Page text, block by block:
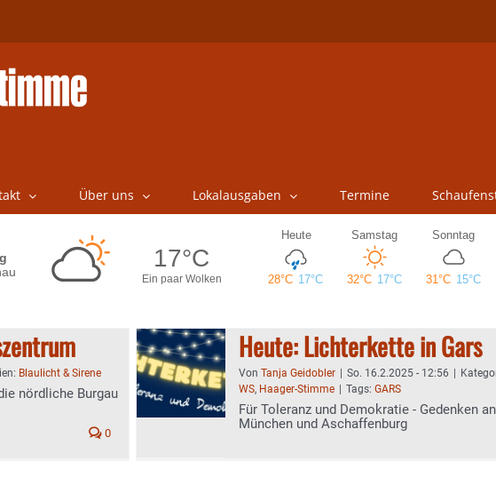
Über uns Lokalausgaben Termine
Blaulicht & Sirene
nördliche Burgau
0
Heute: Lichterkette in Gars
Von Tanja Geidobler So. 16.2.2025 - 12:56
WS, Haager-Stimme Tags: GARS
Für Toleranz und Demokratie - Gedenken
München und Aschaffenburg